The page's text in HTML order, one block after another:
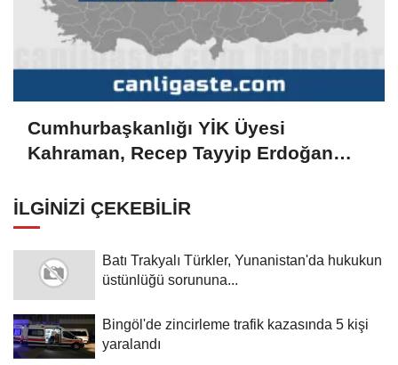
Cumhurbaşkanlığı YİK Üyesi
Kahraman, Recep Tayyip Erdoğan
İLGINIZI ÇEKEBILIR
Batı Trakyalı Türkler, Yunanistan'da hukukun
üstünlüğü sorununa...
Bingöl'de zincirleme trafik kazasında 5 kişi
yaralandı